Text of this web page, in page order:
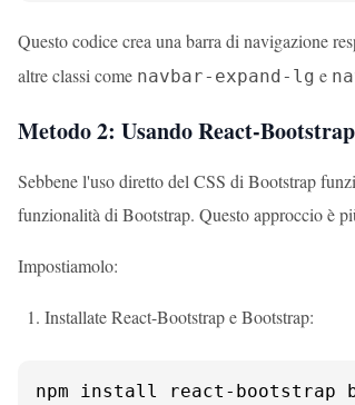
Questo codice crea una barra di navigazione
altre classi come navbar-expand-lg e
Metodo 2: Usando React-Bootstrap
Sebbene l'uso diretto del CSS di Bootstrap
funzionalità di Bootstrap. Questo approccio è
Impostiamolo:
Installate React-Bootstrap e Bootstrap:
npm install react-bootstrap